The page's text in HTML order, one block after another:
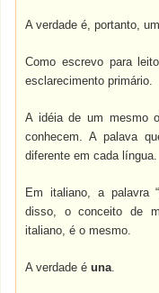
A verdade é, portanto,
Como escrevo para
esclarecimento primário.
A idéia de um mesmo
conhecem. A palava
diferente em cada língua.
Em italiano, a palavra “
disso, o conceito de
italiano, é o mesmo.
A verdade éuna.